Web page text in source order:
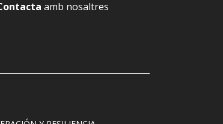
amb nosaltres